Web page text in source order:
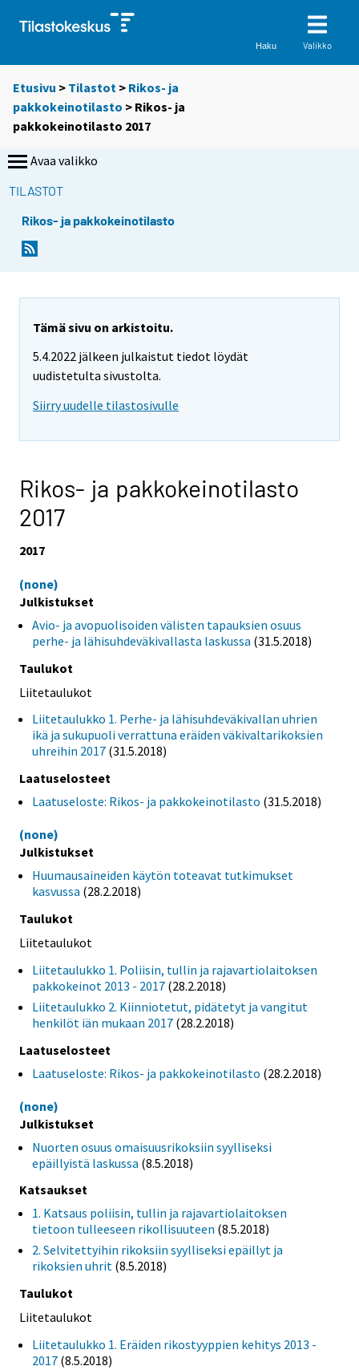
Haku Valikko
Etusivu > Tilastot > Rikos- ja
pakkokeinotilasto > Rikos- ja
pakkokeinotilasto 2017
Avaa valikko
TILASTOT
Rikos- ja pakkokeinotilasto
Tämä sivu on arkistoitu.
5.4.2022 jälkeen julkaistut tiedot löydät
uudistetulta sivustolta.
Siirry uudelle tilastosivulle
Rikos- ja pakkokeinotilasto
2017
2017
(none)
Julkistukset
Avio- ja avopuolisoiden välisten tapauksien osuus
perhe- ja lähisuhdeväkivallasta laskussa (31.5.2018)
Taulukot
Liitetaulukot
Liitetaulukko 1. Perhe- ja lähisuhdeväkivallan uhrien
ikä ja sukupuoli verrattuna eräiden väkivaltarikoksien
uhreihin 2017 (31.5.2018)
Laatuselosteet
Laatuseloste: Rikos- ja pakkokeinotilasto (31.5.2018)
(none)
Julkistukset
Huumausaineiden käytön toteavat tutkimukset
kasvussa (28.2.2018)
Taulukot
Liitetaulukot
Liitetaulukko 1. Poliisin, tullin ja rajavartiolaitoksen
pakkokeinot 2013 - 2017 (28.2.2018)
Liitetaulukko 2. Kiinniotetut, pidätetyt ja vangitut
henkilöt iän mukaan 2017 (28.2.2018)
Laatuselosteet
Laatuseloste: Rikos- ja pakkokeinotilasto (28.2.2018)
(none)
Julkistukset
Nuorten osuus omaisuusrikoksiin syylliseksi
epäillyistä laskussa (8.5.2018)
Katsaukset
1. Katsaus poliisin, tullin ja rajavartiolaitoksen
tietoon tulleeseen rikollisuuteen (8.5.2018)
2. Selvitettyihin rikoksiin syylliseksi epäillyt ja
rikoksien uhrit (8.5.2018)
Taulukot
Liitetaulukot
Liitetaulukko 1. Eräiden rikostyyppien kehitys 2013 -
2017 (8.5.2018)